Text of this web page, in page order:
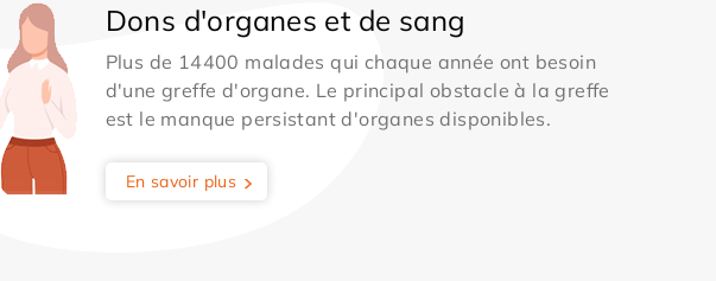
Dons d'organes et de sang
Plus de 14400 malades qui chaque année ont besoin
d'une greffe d'organe. Le principal obstacle à la greffe
est le manque persistant d'organes disponibles.
En savoir plus